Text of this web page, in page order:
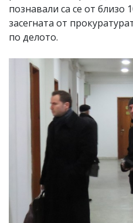
познавали са се от близо
засегната от
по делото.